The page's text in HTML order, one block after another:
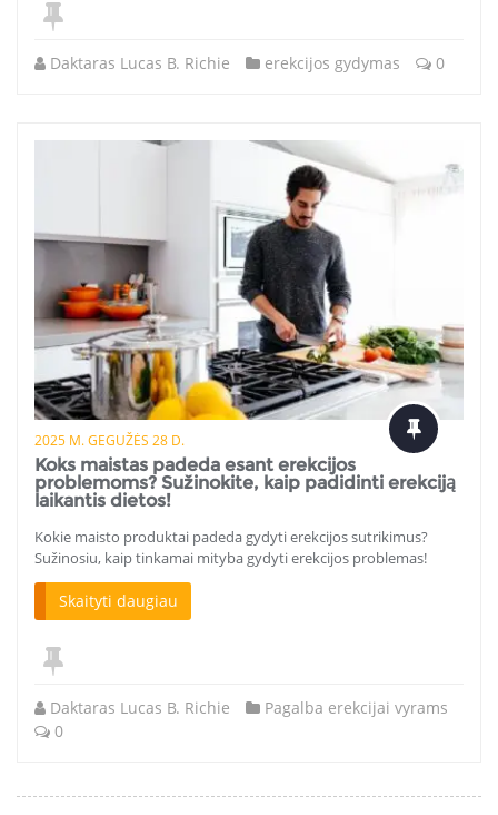
Daktaras Lucas B. Richie erekcijos gydymas 0
2025 M. GEGUŽĖS 28 D.
Koks maistas padeda esant erekcijos
problemoms? Sužinokite, kaip padidinti erekciją
laikantis dietos!
Kokie maisto produktai padeda gydyti erekcijos sutrikimus?
Sužinosiu, kaip tinkamai mityba gydyti erekcijos problemas!
Skaityti daugiau
Daktaras Lucas B. Richie
Pagalba erekcijai vyrams
0